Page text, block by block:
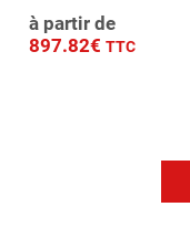
à partir de
897.82€ TTC